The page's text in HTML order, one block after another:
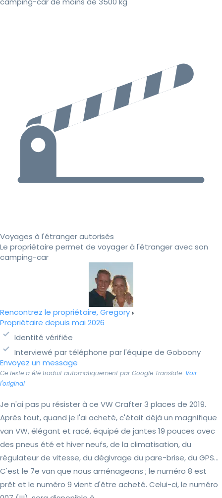
Voyages à l'étranger autorisés
Le propriétaire permet de voyager à l'étranger avec son
camping-car
Rencontrez le propriétaire, Gregory
Propriétaire depuis mai 2026
Identité vérifiée
Interviewé par téléphone par l'équipe de Goboony
Envoyez un message
Ce texte a été traduit automatiquement par Google Translate. Voir
l'original
Je n'ai pas pu résister à ce VW Crafter 3 places de 2019.
Après tout, quand je l'ai acheté, c'était déjà un magnifique
van VW, élégant et racé, équipé de jantes 19 pouces avec
des pneus été et hiver neufs, de la climatisation, du
régulateur de vitesse, du dégivrage du pare-brise, du GPS…
C'est le 7e van que nous aménageons ; le numéro 8 est
prêt et le numéro 9 vient d'être acheté. Celui-ci, le numéro